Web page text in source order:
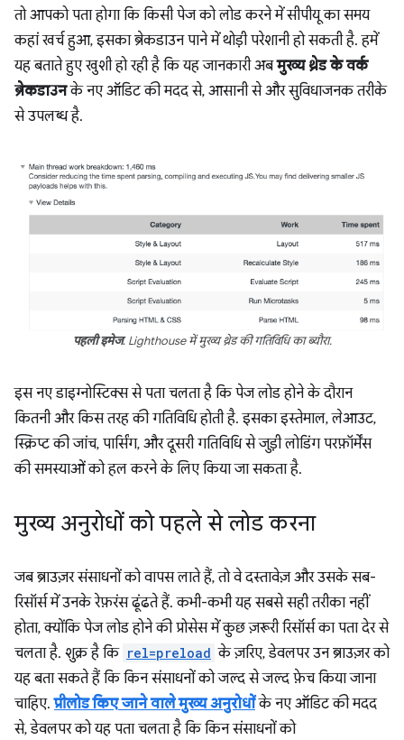
तो आपको पता होगा कि किसी पेज को लोड करने में सीपीयू का समय
कहां खर्च हुआ, इसका ब्रेकडाउन पाने में थोड़ी परेशानी हो सकती है. हमें
यह बताते हुए खुशी हो रही है कि यह जानकारी अबमुख्य थ्रेड के वर्क
ब्रेकडाउनके नए ऑडिट की मदद से, आसानी से और सुविधाजनक तरीके
से उपलब्ध है.
पहली इमेज. Lighthouse में मुख्य थ्रेड की गतिविधि का ब्यौरा.
इस नए डाइग्नोस्टिक्स से पता चलता है कि पेज लोड होने के दौरान
कितनी और किस तरह की गतिविधि होती है. इसका इस्तेमाल, लेआउट,
स्क्रिप्ट की जांच, पार्सिंग, और दूसरी गतिविधि से जुड़ी लोडिंग परफ़ॉर्मेंस
की समस्याओं को हल करने के लिए किया जा सकता है.
मुख्य अनुरोधों को पहले से लोड करना
जब ब्राउज़र संसाधनों को वापस लाते हैं, तो वे दस्तावेज़ और उसके सब-
रिसॉर्स में उनके रेफ़रंस ढूंढते हैं. कभी-कभी यह सबसे सही तरीका नहीं
होता, क्योंकि पेज लोड होने की प्रोसेस में कुछ ज़रूरी रिसॉर्स का पता देर से
चलता है. शुक्र है कि rel=preload के ज़रिए, डेवलपर उन ब्राउज़र को
यह बता सकते हैं कि किन संसाधनों को जल्द से जल्द फ़ेच किया जाना
चाहिए.प्रीलोड किए जाने वाले मुख्य अनुरोधोंके नए ऑडिट की मदद
से, डेवलपर को यह पता चलता है कि किन संसाधनों को